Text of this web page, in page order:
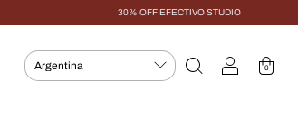
30% OFF EFECTIVO STUDIO
0